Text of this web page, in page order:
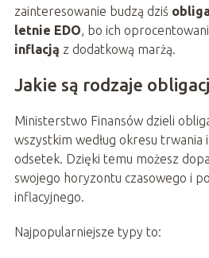
zainteresowanie budzą dziś
letnie EDO, bo ich
inflacją z dodatkową marżą.
Jakie są rodzaje
Ministerstwo Finansów dzieli
wszystkim według okresu trwania
odsetek. Dzięki temu możesz
swojego horyzontu czasowego i
inflacyjnego.
Najpopularniejsze typy to: